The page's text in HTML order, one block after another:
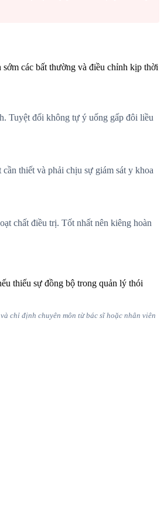
các bất thường và điều chỉnh kịp thời
Tuyệt đối không tự ý uống gấp đôi liều
thiết và phải chịu sự giám sát y khoa
chất điều trị. Tốt nhất nên kiêng hoàn
thiếu sự đồng bộ trong quản lý thói
chỉ định chuyên môn từ bác sĩ hoặc nhân viên